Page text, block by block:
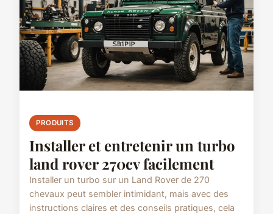
PRODUITS
Installer et entretenir un turbo
land rover 270cv facilement
Installer un turbo sur un Land Rover de 270
chevaux peut sembler intimidant, mais avec des
instructions claires et des conseils pratiques, cela